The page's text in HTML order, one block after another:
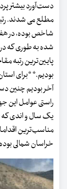
دست‌آورد بیشتر
شاخص بوده، در
بودیم.* *برای
آخر بودیم چنین
راستی عوامل
یک سال و اندی که
مناسب‌ترین
خراسان شمالی